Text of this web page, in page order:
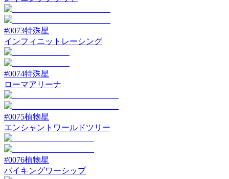
#0073特殊星
インフィニットレーシング
#0074特殊星
ローマアリーナ
#0075植物星
エンシャントワールドツリー
#0076植物星
バイキングワーシップ